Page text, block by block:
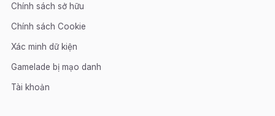
Chính sách sở hữu
Chính sách Cookie
Xác minh dữ kiện
Gamelade bị mạo danh
Tài khoản